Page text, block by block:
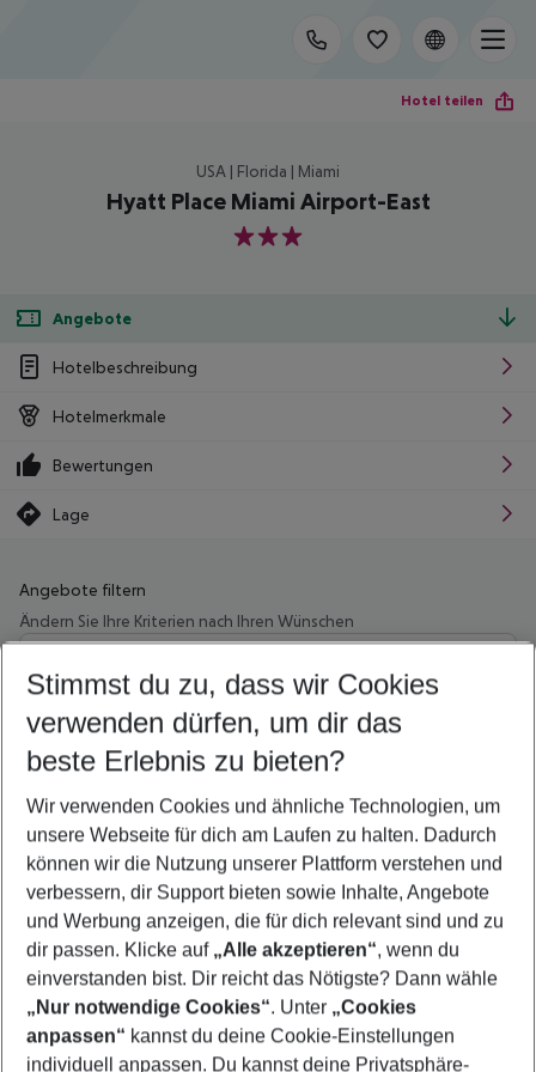
Hotel teilen
USA | Florida | Miami
Hyatt Place Miami Airport-East
3
Angebote
Hotelbeschreibung
Hotelmerkmale
Bewertungen
Lage
Angebote filtern
Ändern Sie Ihre Kriterien nach Ihren Wünschen
Beliebiger Abflughafen
Wähle deinen Reisezeitraum
5-8 Nächte
2 Erwachsene Keine Kinder
Mehr Filter anzeigen
Footer
Footer navigation
Stimmst du zu, dass wir Cookies
verwenden dürfen, um dir das
beste Erlebnis zu bieten?
Wir verwenden Cookies und ähnliche Technologien, um
unsere Webseite für dich am Laufen zu halten. Dadurch
können wir die Nutzung unserer Plattform verstehen und
verbessern, dir Support bieten sowie Inhalte, Angebote
und Werbung anzeigen, die für dich relevant sind und zu
dir passen. Klicke auf „Alle akzeptieren“, wenn du
einverstanden bist. Dir reicht das Nötigste? Dann wähle
„Nur notwendige Cookies“. Unter „Cookies
anpassen“ kannst du deine Cookie-Einstellungen
individuell anpassen. Du kannst deine Privatsphäre-